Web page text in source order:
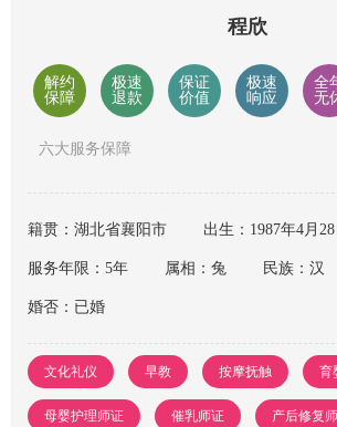
程欣
解约
保障
极速
退款
保证
价值
极速
响应
全
无
六大服务保障
籍贯：湖北省襄阳市 出生：1987年4月28
服务年限：5年 属相：兔 民族：汉
婚否：已婚
文化礼仪 早教 按摩抚触 育
母婴护理师证 催乳师证 产后修复